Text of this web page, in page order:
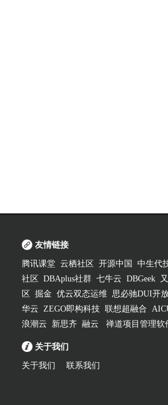
友情链接
腾讯课堂 云栖社区 开源中国 中生代
社区
DBAplus社群 七牛云 DBGeek
区
掘金 优云双态运维 思必驰DUI开
华云 ZEGO即构科技 联想超融合
浪潮云
新思齐 融云 禅道项目管理软
关于我们
关于我们 联系我们